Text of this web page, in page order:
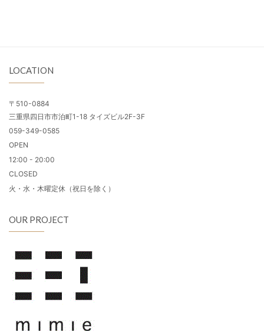
LOCATION
〒510-0884
三重県四日市市泊町1-18 タイズビル2F-3F
059-349-0585
OPEN
12:00 - 20:00
CLOSED
火・水・木曜定休（祝日を除く）
OUR PROJECT